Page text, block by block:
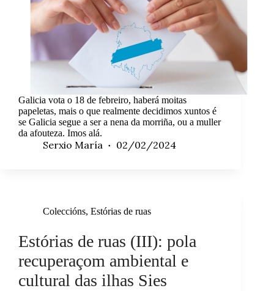
Galicia vota o 18 de febreiro, haberá moitas
papeletas, mais o que realmente decidimos xuntos é
se Galicia segue a ser a nena da morriña, ou a muller
da afouteza. Imos alá.
Serxio María 02/02/2024
Coleccións, Estórias de ruas
Estórias de ruas (III): pola
recuperaçom ambiental e
cultural das ilhas Sies